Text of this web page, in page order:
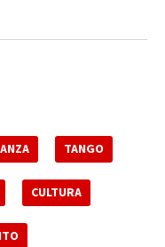
TANGO
CULTURA